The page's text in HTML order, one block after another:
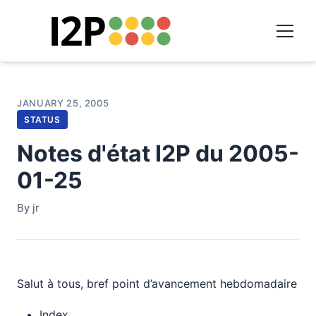
JANUARY 25, 2005
STATUS
Notes d'état I2P du 2005-
01-25
By jr
Salut à tous, bref point d’avancement hebdomadaire